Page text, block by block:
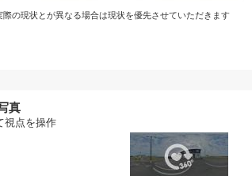
の現状とが異なる場合は現状を優先させていただきます
真
視点を操作